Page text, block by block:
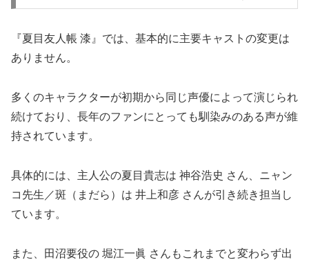
『夏目友人帳 漆』では、基本的に主要キャストの変更は
ありません。
多くのキャラクターが初期から同じ声優によって演じられ
続けており、長年のファンにとっても馴染みのある声が維
持されています。
具体的には、主人公の夏目貴志は 神谷浩史 さん、ニャン
コ先生／斑（まだら）は 井上和彦 さんが引き続き担当し
ています。
また、田沼要役の 堀江一眞 さんもこれまでと変わらず出